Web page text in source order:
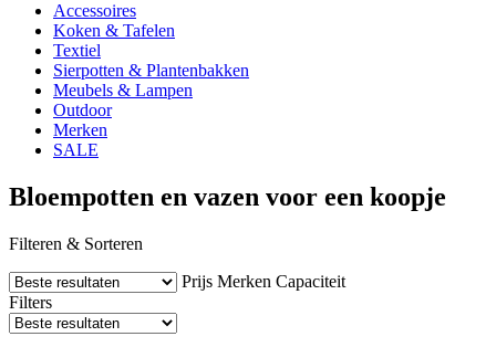
Accessoires
Koken & Tafelen
Textiel
Sierpotten & Plantenbakken
Meubels & Lampen
Outdoor
Merken
SALE
Bloempotten en vazen voor een koopje
Filteren & Sorteren
Prijs Merken Capaciteit
Filters